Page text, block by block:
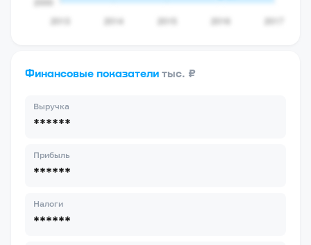
Финансовые показатели тыс. ₽
Выручка
******
Прибыль
******
Налоги
******